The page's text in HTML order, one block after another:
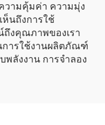
วามคุ้มค่า ความมุ่ง
ห็นถึงการใช้
ถึงคุณภาพของเรา
การใช้งานผลิตภัณฑ์
พลังงาน การจำลอง